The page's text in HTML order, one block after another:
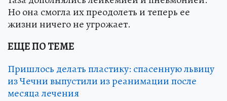
Но она смогла их преодолеть и теперь ее
жизни ничего не угрожает.
ЕЩЕ ПО ТЕМЕ
Пришлось делать пластику: спасенную львицу
из Чечни выпустили из реанимации после
месяца лечения